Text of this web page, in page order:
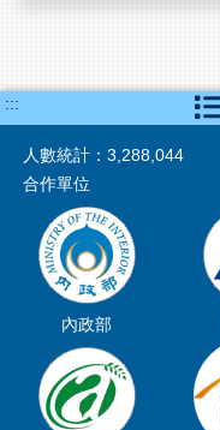
:::
人數統計： 3,288,044
合作單位
內政部